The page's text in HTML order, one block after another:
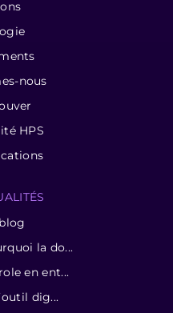
nous
HPS
la do...
en ent...
dig...